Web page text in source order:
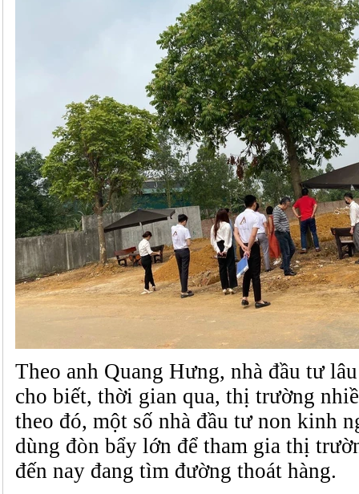
Theo anh Quang Hưng, nhà đầu tư
cho biết, thời gian qua, thị trường
theo đó, một số nhà đầu tư non kinh
dùng đòn bẩy lớn để tham gia thị
đến nay đang tìm đường thoát hàng.